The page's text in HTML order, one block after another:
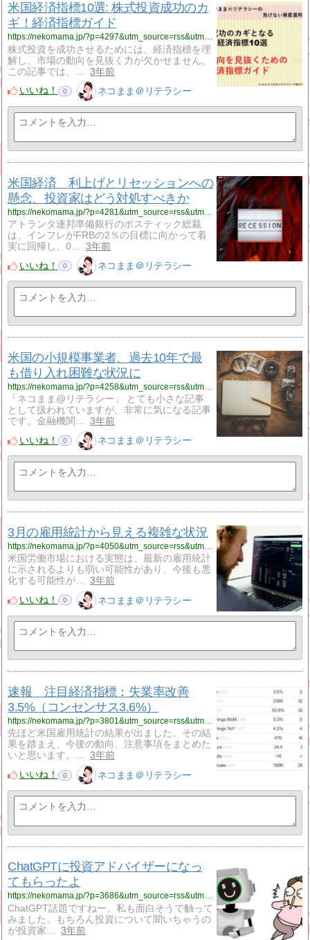
米国経済指標10選: 株式投資成功のカ
ギ！経済指標ガイド
https://nekomama.jp/?p=4297&utm_source=rss&utm_medium=rss&utm_campaign=%25e7%25b1%25b3%25e5%259b%25bd%25e7%25b5%258c%25e6%25b8%2588%25e6%258c%2587%25e6%25a8%259910%25e9%2581%25b8-%25e6%25a0%25aa%25e5%25bc%258f%25e6%258a%2595%25e8%25b3%2587%25e6%2588%2590%25e5%258a%259f%25e3%2581%25ae%25e3%2582%25ab%25e3%2582%25ae%25ef%25bc%2581%25e7%25b5%258c%25e6%25b8%2588%25e6%258c%2587%25e6%25a8%2599
株式投資を成功させるためには、経済指標を理
解し、市場の動向を見抜く力が欠かせません。
この記事では、…
3年前
いいね！
0 ネコまま＠リテラシー
米国経済 利上げとリセッションへの
懸念、投資家はどう対処すべきか
アトランタ連邦準備銀行のボスティック総裁
は、インフレがFRBの2％の目標に向かって着
実に回帰し、0…
3年前
いいね！
0 ネコまま＠リテラシー
米国の小規模事業者、過去10年で最
も借り入れ困難な状況に
「ネコまま@リテラシー」 とても小さな記事
として扱われていますが、非常に気になる記事
です。金融機関…
3年前
いいね！
0 ネコまま＠リテラシー
3月の雇用統計から見える複雑な状況
https://nekomama.jp/?p=4050&utm_source=rss&utm_medium=rss&utm_campaign=%25e9%259b%2587%25e7%2594%25a8%25e7%25b5%25b1%25e8%25a8%2588
米国労働市場における実態は、最新の雇用統計
に示されるよりも弱い可能性があり、今後も悪
化する可能性が…
3年前
いいね！
0 ネコまま＠リテラシー
速報 注目経済指標：失業率改善
3.5%（コンセンサス3.6%）
https://nekomama.jp/?p=3801&utm_source=rss&utm_medium=rss&utm_campaign=%25e9%2580%259f%25e5%25a0%25b1%25e3%2580%2580%25e6%25b3%25a8%25e7%259b%25ae%25e7%25b5%258c%25e6%25b8%2588%25e6%258c%2587%25e6%25a8%2599%25ef%25bc%259a%25e5%25a4%25b1%25e6%25a5%25ad%25e7%258e%2587%25e6%2594%25b9%25e5%2596%25843-5%25ef%25bc%2588%25e3%2582%25b3%25e3%2583%25b3%25e3%2582%25bb%25e3%2583%25b3%25e3%2582%25b5
先ほど米国雇用統計の結果が出ました。その結
果を踏まえ、今後の動向、注意事項をまとめた
いと思います。…
3年前
いいね！
0 ネコまま＠リテラシー
ChatGPTに投資アドバイザーになっ
てもらったよ
https://nekomama.jp/?p=3686&utm_source=rss&utm_medium=rss&utm_campaign=chatgpt%25e3%2581%25ab%25e6%258a%2595%25e8%25b3%2587%25e3%2582%25a2%25e3%2583%2589%25e3%2583%2590%25e3%2582%25a4%25e3%2582%25b6%25e3%2583%25bc%25e3%2581%25ab%25e3%2581%25aa%25e3%2581%25a3%25e3%2581%25a6%25e3%2582%2582%25e3%2582%2589%25e3%2581%25a3%25e3%2581%259f%25e3%2582%2588
ChatGPT話題ですねー。私も面白そうで触って
みました。もちろん投資について聞いちゃうの
が投資家…
3年前